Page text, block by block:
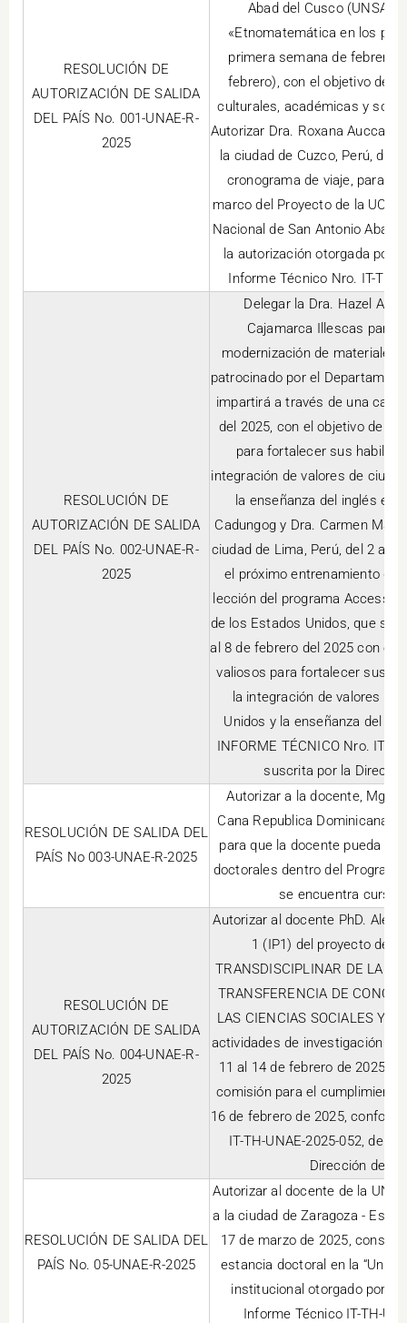
RESOLUCIÓN DE
AUTORIZACIÓN DE SALIDA
DEL PAÍS No. 001-UNAE-R-
2025
Abad del Cusco
«Etnomatemática en los paí
primera semana de febrero
febrero), con el objetivo de
culturales, académicas y
Autorizar Dra. Roxana
la ciudad de Cuzco, Perú, del
cronograma de viaje, para
marco del Proyecto de la
Nacional de San Antonio Abad
la autorización otorgada por
Informe Técnico Nro. IT-TH-
RESOLUCIÓN DE
AUTORIZACIÓN DE SALIDA
DEL PAÍS No. 002-UNAE-R-
2025
Delegar la Dra. Hazel
Cajamarca Illescas para
modernización de materiales
patrocinado por el
impartirá a través de una
del 2025, con el objetivo de
para fortalecer sus
integración de valores de
la enseñanza del inglés en
Cadungog y Dra. Carmen
ciudad de Lima, Perú, del 2 al
el próximo entrenamiento de
lección del programa Access,
de los Estados Unidos, que se
al 8 de febrero del 2025 con el
valiosos para fortalecer sus
la integración de valores
Unidos y la enseñanza del
INFORME TÉCNICO Nro. IT-
suscrita por la
RESOLUCIÓN DE SALIDA DEL
PAÍS No 003-UNAE-R-2025
Autorizar a la docente, Mgs.
Cana Republica Dominicana,
para que la docente pueda
doctorales dentro del
se encuentra
RESOLUCIÓN DE
AUTORIZACIÓN DE SALIDA
DEL PAÍS No. 004-UNAE-R-
2025
Autorizar al docente PhD. Alex
1 (IP1) del proyecto de
TRANSDISCIPLINAR DE LA
TRANSFERENCIA DE
LAS CIENCIAS SOCIALES Y
actividades de investigación
11 al 14 de febrero de 2025,
comisión para el
16 de febrero de 2025,
IT-TH-UNAE-2025-052, de
Dirección de
RESOLUCIÓN DE SALIDA DEL
PAÍS No. 05-UNAE-R-2025
Autorizar al docente de la
a la ciudad de Zaragoza -
17 de marzo de 2025,
estancia doctoral en la
institucional otorgado por la
Informe Técnico IT-TH-